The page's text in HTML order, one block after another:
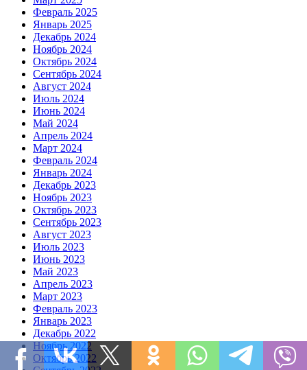
Февраль 2025
Январь 2025
Декабрь 2024
Ноябрь 2024
Октябрь 2024
Сентябрь 2024
Август 2024
Июль 2024
Июнь 2024
Май 2024
Апрель 2024
Март 2024
Февраль 2024
Январь 2024
Декабрь 2023
Ноябрь 2023
Октябрь 2023
Сентябрь 2023
Август 2023
Июль 2023
Июнь 2023
Май 2023
Апрель 2023
Март 2023
Февраль 2023
Январь 2023
Декабрь 2022
Ноябрь 2022
Октябрь 2022